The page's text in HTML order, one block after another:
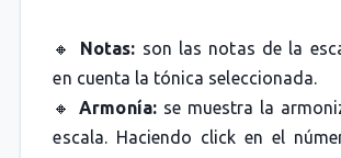
🔸 Notas: son las notas de la
en cuenta la tónica seleccionada.
🔸Armonía:se muestra la
escala. Haciendo click en el